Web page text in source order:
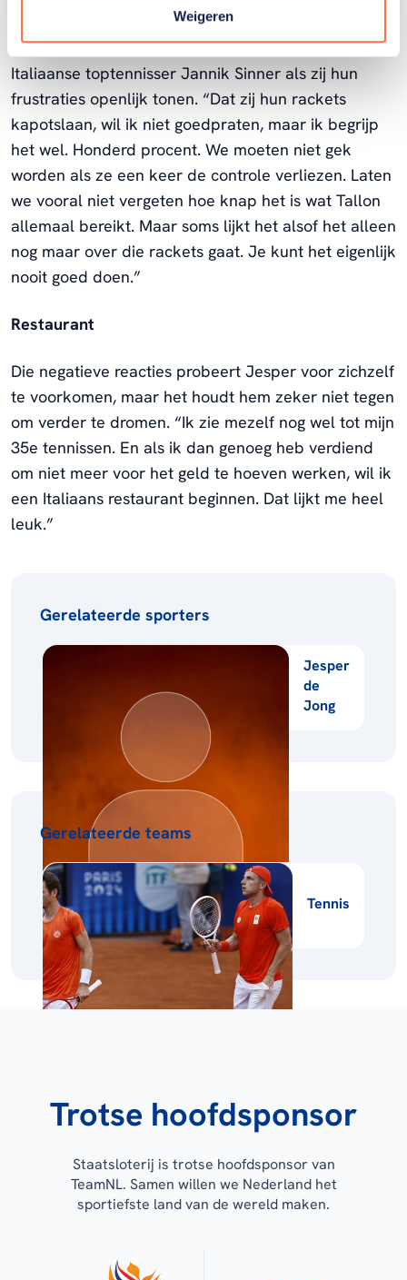
Weigeren
Hij ziet dat ook gebeuren bij Tallon Griekspoor, de
beste Nederlandse tennisser van dit moment, of de
Italiaanse toptennisser Jannik Sinner als zij hun
frustraties openlijk tonen. “Dat zij hun rackets
kapotslaan, wil ik niet goedpraten, maar ik begrijp
het wel. Honderd procent. We moeten niet gek
worden als ze een keer de controle verliezen. Laten
we vooral niet vergeten hoe knap het is wat Tallon
allemaal bereikt. Maar soms lijkt het alsof het alleen
nog maar over die rackets gaat. Je kunt het eigenlijk
nooit goed doen.”
Restaurant
Die negatieve reacties probeert Jesper voor zichzelf
te voorkomen, maar het houdt hem zeker niet tegen
om verder te dromen. “Ik zie mezelf nog wel tot mijn
35e tennissen. En als ik dan genoeg heb verdiend
om niet meer voor het geld te hoeven werken, wil ik
een Italiaans restaurant beginnen. Dat lijkt me heel
leuk.”
Gerelateerde sporters
Jesper
de
Jong
Gerelateerde teams
Tennis
Trotse hoofdsponsor
Staatsloterij is trotse hoofdsponsor van
TeamNL. Samen willen we Nederland het
sportiefste land van de wereld maken.